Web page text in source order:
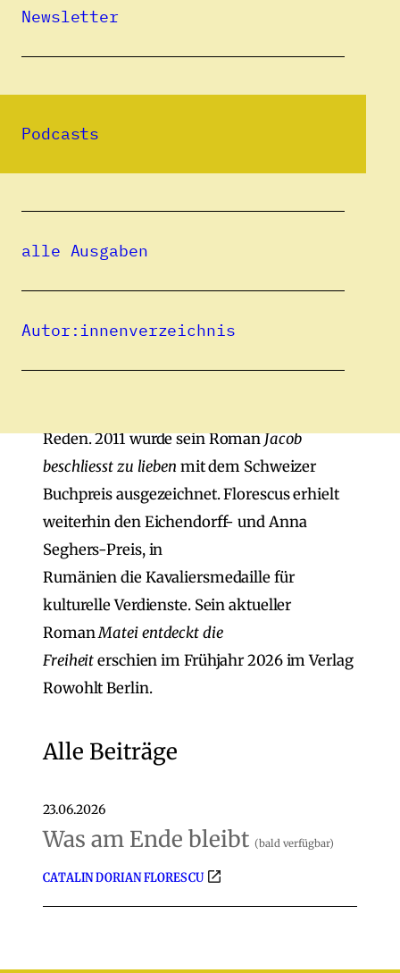
Newsletter
Podcasts
alle Ausgaben
Autor:innenverzeichnis
den Eisernen Vorhang zurückkehrten. Diese
RomanWunderzeit(2001.) Seit 1982 wohnt er in
studierte. Für mehrere Jahre
lebte er für 20 Jahre als freier
Schriftsteller. Seit 5 Jahren arbeitet er wieder
Reden. 2011 wurde sein RomanJacob
beschliesst zu lieben mit dem Schweizer
Buchpreis ausgezeichnet. Florescus erhielt
weiterhin den Eichendorff- und Anna
Seghers-Preis, in
Rumänien die Kavaliersmedaille für
kulturelle Verdienste. Sein aktueller
RomanMatei entdeckt die
Freiheiterschien im Frühjahr 2026 im Verlag
Rowohlt Berlin.
Alle Beiträge
23.06.2026
Was am Ende bleibt (bald verfügbar)
CATALIN DORIAN FLORESCU